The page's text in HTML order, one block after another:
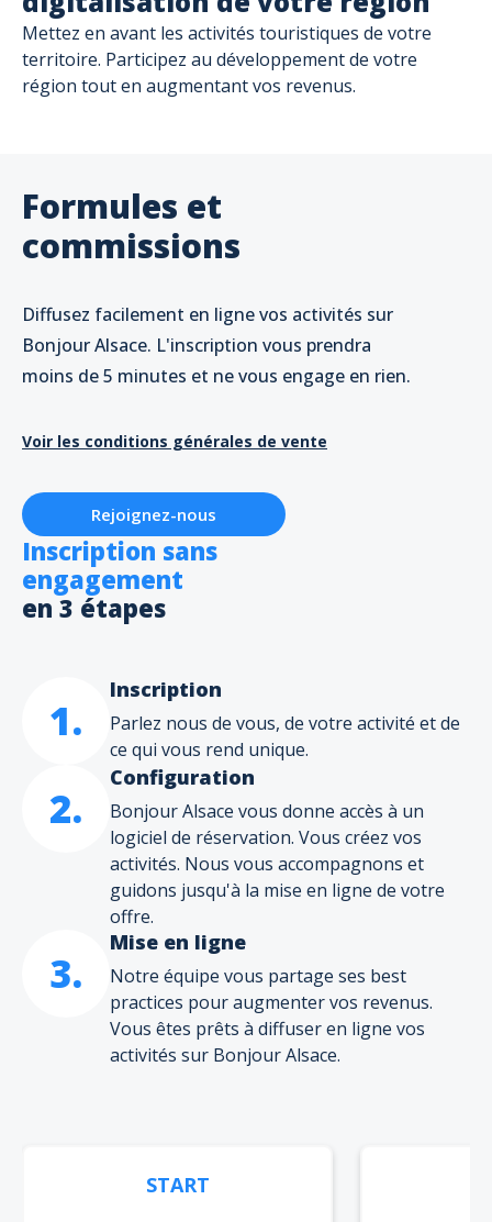
Mettez en avant les activités touristiques de votre
territoire. Participez au développement de votre
région tout en augmentant vos revenus.
Formules et
commissions
Diffusez facilement en ligne vos activités sur
Bonjour Alsace. L'inscription vous prendra
moins de 5 minutes et ne vous engage en rien.
Voir les conditions générales de vente
Rejoignez-nous
Inscription sans
engagement
en 3 étapes
1.
Inscription
Parlez nous de vous, de votre activité et de
ce qui vous rend unique.
2.
Configuration
Bonjour Alsace vous donne accès à un
logiciel de réservation. Vous créez vos
activités. Nous vous accompagnons et
guidons jusqu'à la mise en ligne de votre
offre.
3.
Mise en ligne
Notre équipe vous partage ses best
practices pour augmenter vos revenus.
Vous êtes prêts à diffuser en ligne vos
activités sur Bonjour Alsace.
START